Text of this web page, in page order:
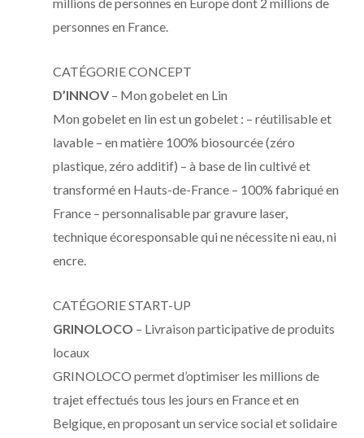
personnes en France.
CATÉGORIE CONCEPT
D’INNOV – Mon gobelet en Lin
Mon gobelet en lin est un gobelet : – réutilisable et
lavable – en matière 100% biosourcée (zéro
plastique, zéro additif) – à base de lin cultivé et
transformé en Hauts-de-France – 100% fabriqué en
France – personnalisable par gravure laser,
technique écoresponsable qui ne nécessite ni eau, ni
encre.
CATÉGORIE START-UP
GRINOLOCO – Livraison participative de produits
locaux
GRINOLOCO permet d’optimiser les millions de
trajet effectués tous les jours en France et en
Belgique, en proposant un service social et solidaire